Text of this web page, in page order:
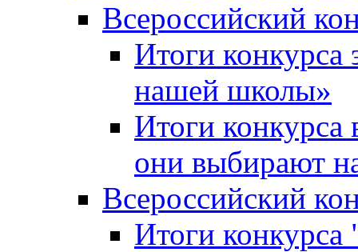
Всероссийский
Итоги
нашей школы»
Итоги конкурса
они выбирают
Всероссийский
Итоги